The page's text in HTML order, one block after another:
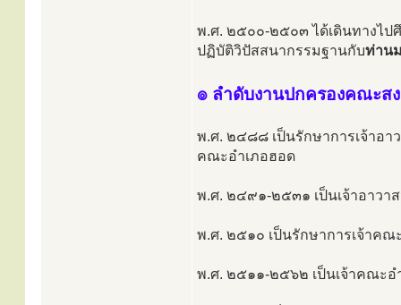
พ.ศ. ๒๕๐๐-๒๕๐๓ ได้เดินทางไป
ปฏิบัติวิปัสสนากรรมฐานกับท่าน
๏ ลำดับงานปกครองคณะส
พ.ศ. ๒๔๘๘ เป็นรักษาการเจ้าอาว
คณะอำเภอฮอด
พ.ศ. ๒๔๙๑-๒๕๓๑ เป็นเจ้าอาวาส
พ.ศ. ๒๕๑๐ เป็นรักษาการเจ้าคณ
พ.ศ. ๒๕๑๑-๒๕๖๒ เป็นเจ้าคณะอ